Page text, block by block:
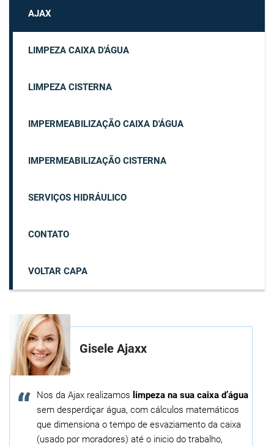
AJAX
LIMPEZA CAIXA D'ÁGUA
LIMPEZA CISTERNA
IMPERMEABILIZAÇÃO CAIXA D'ÁGUA
IMPERMEABILIZAÇÃO CISTERNA
SERVIÇOS HIDRÁULICO
CONTATO
VOLTAR CAPA
Gisele Ajaxx
Nos da Ajax realizamos limpeza na sua caixa d’água
sem desperdiçar água, com cálculos matemáticos
que dimensiona o tempo de esvaziamento da caixa
(usado por moradores) até o inicio do trabalho,